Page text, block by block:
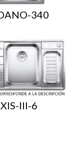
340
III-6